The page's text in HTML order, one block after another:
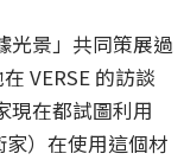
光景」共同策展過
VERSE 的訪談
現在都試圖利用
）在使用這個材